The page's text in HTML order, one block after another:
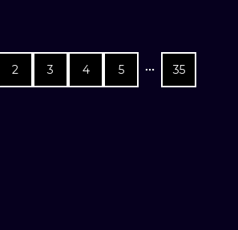
2 3 4 5 35